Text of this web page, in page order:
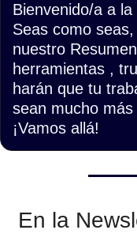
Bienvenido/a a
Seas como
nuestro
herramientas ,
harán que tu
sean mucho más
¡Vamos allá!
En la